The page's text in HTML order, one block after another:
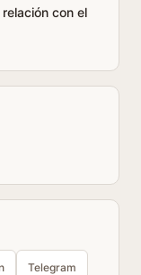
con el
Telegram